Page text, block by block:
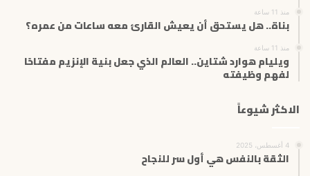
منذ 11 ساعة
بناة.. هل يستحق أن يعيش القارئ معه ساعات من عمره؟
منذ 11 ساعة
ويليام هوارد شتاين.. العالم الذي جعل بنية الإنزيم مفتاحًا
لفهم وظيفته
الاكثر شيوعاً
4 أغسطس، 2025
الثقة بالنفس هي أول سر للنجاح